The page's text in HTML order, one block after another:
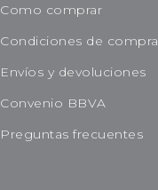
Como comprar
Condiciones de compra
Envíos y devoluciones
Convenio BBVA
Preguntas frecuentes